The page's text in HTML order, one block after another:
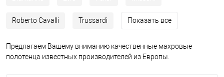
Roberto Cavalli Trussardi Показать все
Предлагаем Вашему вниманию качественные махровые
полотенца известных производителей из Европы.